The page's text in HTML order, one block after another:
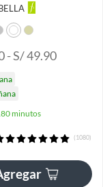
- S/ 49.90
minutos
(1080)